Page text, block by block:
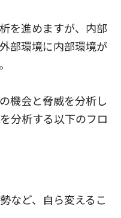
を進めますが、内部
部環境に内部環境が
機会と脅威を分析し
分析する以下のフロ
など、自ら変えるこ